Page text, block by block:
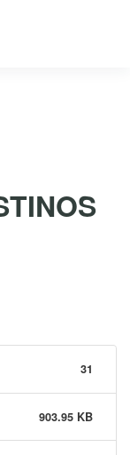
31
903.95 KB